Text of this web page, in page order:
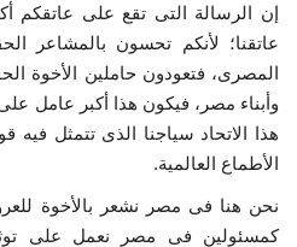
إرث جمال عبدالناصر
أخبار
شروط وأحكام منحة ناصر للقيادة
منحة ناصر للقيادة الدولية
إن الرسالة التى تقع على عاتقكم
عاتقنا؛ لأنكم تحسون بالمشاعر
المصرى، فتعودون حاملين الأخوة
وأبناء مصر، فيكون هذا أكبر عامل على
هذا الاتحاد سياجنا الذى تتمثل فيه
الأطماع العالمية.
نحن هنا فى مصر نشعر بالأخوة
كمسئولين فى مصر نعمل على